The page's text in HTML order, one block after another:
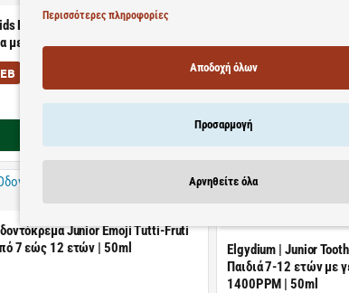
Emoji Toothpaste Gel | Παιδική
με Γεύση Φράουλα | 50ml
Οδοντόκρεμα από 6
ΤΙΜΗ WEB
3.64€
Junior Emoji Tutti-Fruti
7 εώς 12 ετών | 50ml
Elgydium | Junior
Παιδιά 7-12 ετών με
1400PPM | 50ml
Περισσότερες πληροφορίες
Αποδοχή όλων
Προσαρμογή
Αρνηθείτε όλα